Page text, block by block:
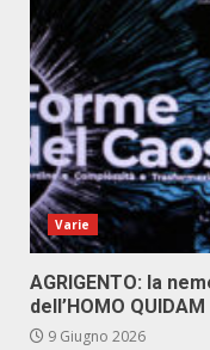
Varie
AGRIGENTO: la
dell’HOMO QUIDAM
9 Giugno 2026